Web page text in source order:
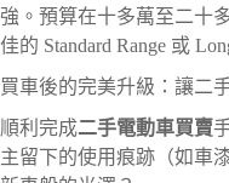
強。預算在十多萬至二十
佳的 Standard Range 或
買車後的完美升級：讓二
順利完成二手電動車買賣
主留下的使用痕跡（如車